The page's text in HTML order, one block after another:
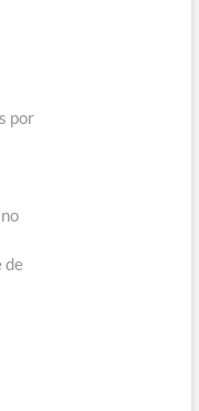
por
de